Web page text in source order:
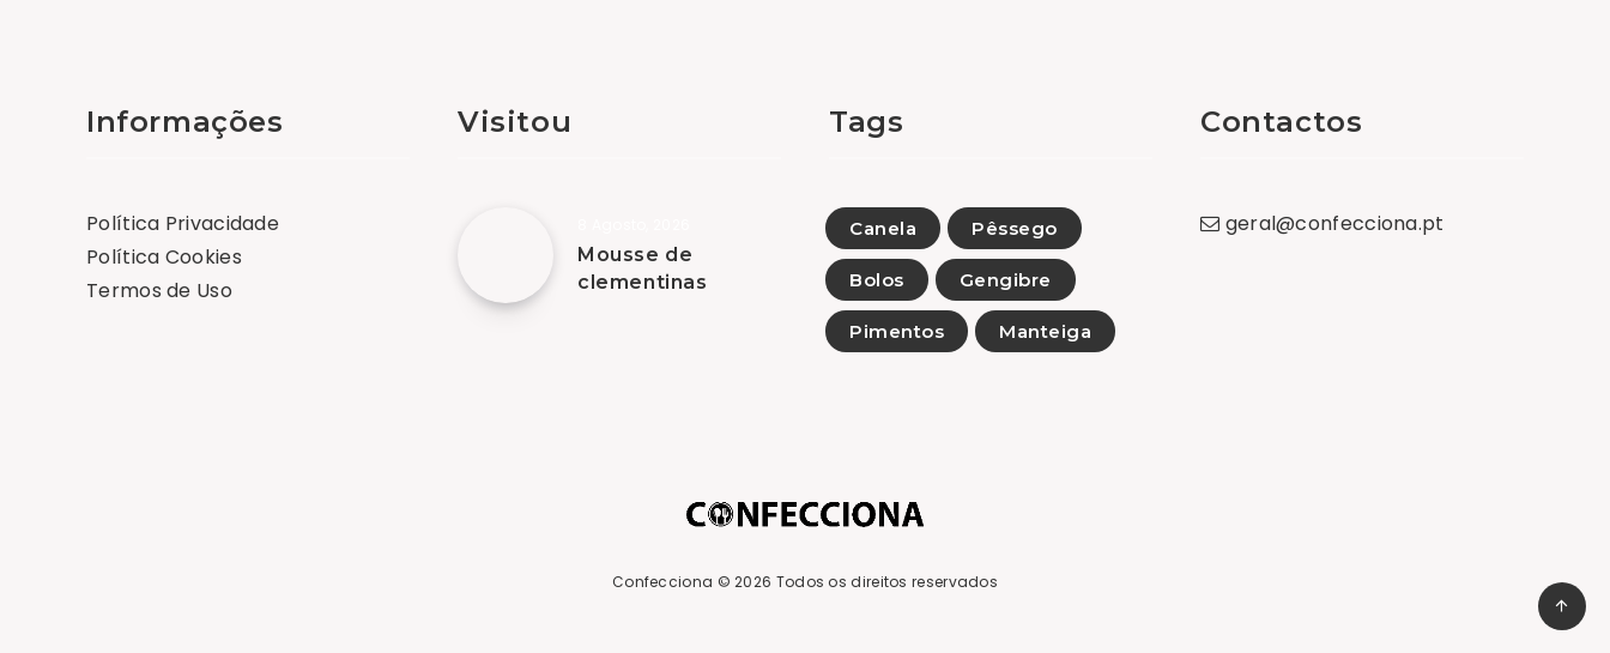
Informações
Política Privacidade
Política Cookies
Termos de Uso
Visitou
Mousse de
clementinas
Tags
Canela Pêssego
Bolos Gengibre
Pimentos Manteiga
Contactos
geral@confecciona.pt
Confecciona © 2026 Todos os direitos reservados